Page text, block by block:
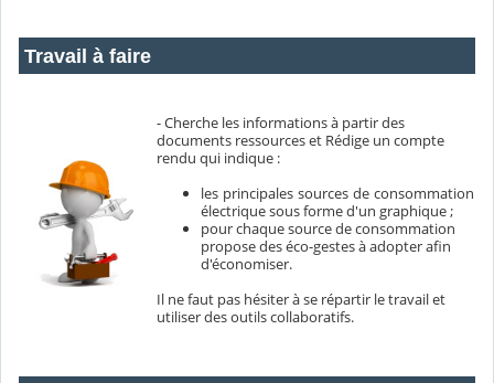
Travail à faire
- Cherche les informations à partir des
documents ressources et Rédige un compte
rendu qui indique :
les principales sources de consommation
électrique sous forme d'un graphique ;
pour chaque source de consommation
propose des éco-gestes à adopter afin
d'économiser.
Il ne faut pas hésiter à se répartir le travail et
utiliser des outils collaboratifs.